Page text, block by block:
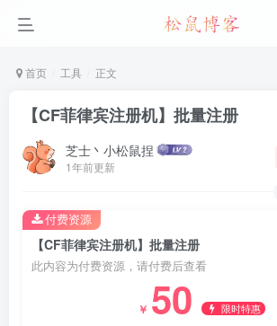
首页 工具 正文
【CF菲律宾注册机】批量注册
芝士丶小松鼠捏
1年前更新
【CF菲律宾注册机】批量注册
此内容为付费资源，请付费后查看
￥ 50 限时特惠
付费资源